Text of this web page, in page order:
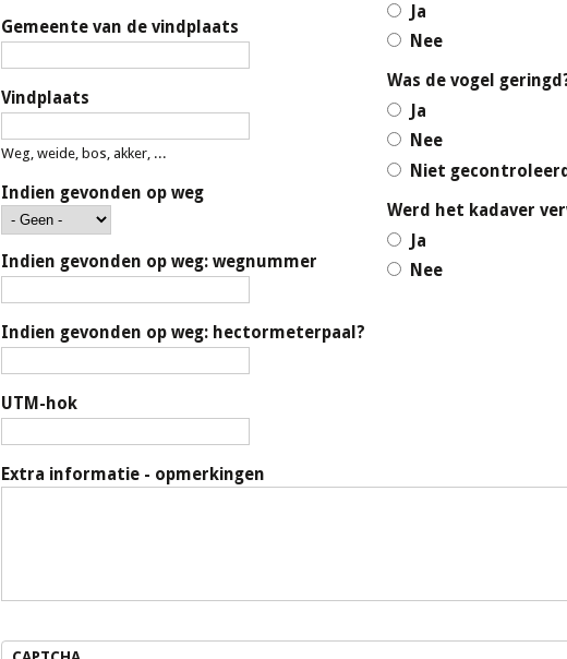
Gemeente van de vindplaats
Vindplaats
Weg, weide, bos, akker, ...
Indien gevonden op weg
Indien gevonden op weg: wegnummer
Indien gevonden op weg: hectormeterpaal?
UTM-hok
Ja
Nee
Was de vogel
Ja
Nee
Niet gecontroleerd
Werd het kadaver
Ja
Nee
Extra informatie - opmerkingen